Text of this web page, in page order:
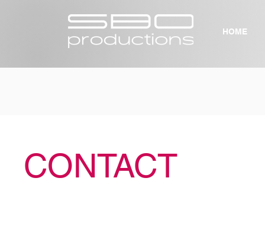
HOME
CONTACT